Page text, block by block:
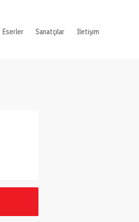
Eserler Sanatçılar İletişim